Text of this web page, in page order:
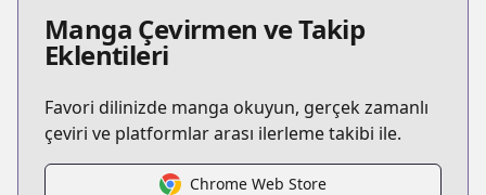
Manga Çevirmen ve Takip
Eklentileri
Favori dilinizde manga okuyun, gerçek zamanlı
çeviri ve platformlar arası ilerleme takibi ile.
Chrome Web Store